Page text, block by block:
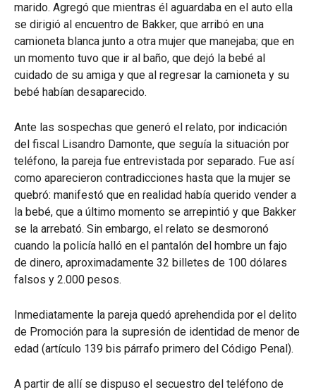
marido. Agregó que mientras él aguardaba en el auto ella
se dirigió al encuentro de Bakker, que arribó en una
camioneta blanca junto a otra mujer que manejaba; que en
un momento tuvo que ir al baño, que dejó la bebé al
cuidado de su amiga y que al regresar la camioneta y su
bebé habían desaparecido.
Ante las sospechas que generó el relato, por indicación
del fiscal Lisandro Damonte, que seguía la situación por
teléfono, la pareja fue entrevistada por separado. Fue así
como aparecieron contradicciones hasta que la mujer se
quebró: manifestó que en realidad había querido vender a
la bebé, que a último momento se arrepintió y que Bakker
se la arrebató. Sin embargo, el relato se desmoronó
cuando la policía halló en el pantalón del hombre un fajo
de dinero, aproximadamente 32 billetes de 100 dólares
falsos y 2.000 pesos.
Inmediatamente la pareja quedó aprehendida por el delito
de Promoción para la supresión de identidad de menor de
edad (artículo 139 bis párrafo primero del Código Penal).
A partir de allí se dispuso el secuestro del teléfono de